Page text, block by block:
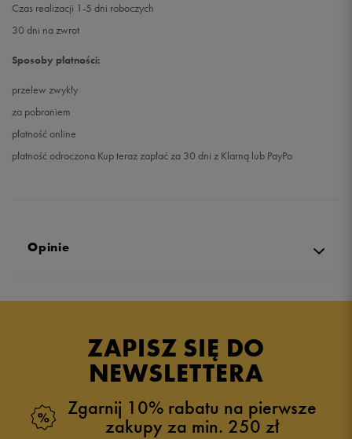
Czas realizacji 1-5 dni roboczych
30 dni na zwrot
Sposoby płatności:
przelew zwykły
za pobraniem
płatność online
płatność odroczona Kup teraz zapłać za 30 dni z Klarną lub PayPo
Opinie
5.0
zebranych i zweryfikowanych przez
ZAPISZ SIĘ DO
NEWSLETTERA
Zgarnij 10% rabatu na pierwsze
zakupy za min. 250 zł